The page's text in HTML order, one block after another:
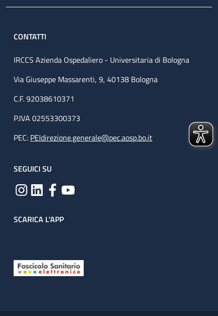
CONTATTI
IRCCS Azienda Ospedaliero - Universitaria di Bologna
Via Giuseppe Massarenti, 9, 40138 Bologna
C.F. 92038610371
P.IVA 02553300373
PEC: PEIdirezione.generale@pec.aosp.bo.it
SEGUICI SU
SCARICA L'APP